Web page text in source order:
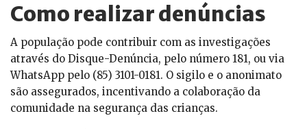
Como realizar denúncias
A população pode contribuir com as investigações
através do Disque-Denúncia, pelo número 181, ou via
WhatsApp pelo (85) 3101-0181. O sigilo e o anonimato
são assegurados, incentivando a colaboração da
comunidade na segurança das crianças.